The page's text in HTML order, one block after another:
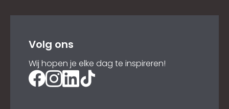
Volg ons
Wij hopen je elke dag te inspireren!